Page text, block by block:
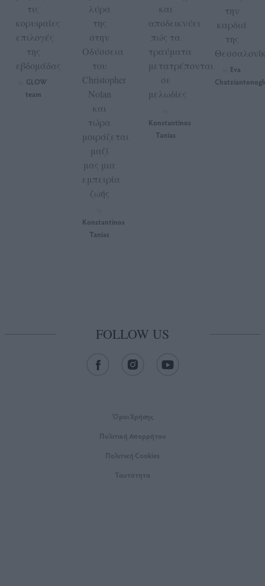
τις
κορυφαίες
επιλογές
της
εβδομάδας
GLOW
team
λύρα
της
στην
Οδύσσεια
του
Christopher
Nolan
και
τώρα
μοιράζεται
μαζί
μας μια
εμπειρία
ζωής
Konstantinos
Tanias
και
αποδεικνύει
πώς τα
τραύματα
μετατρέπονται
σε
μελωδίες
Konstantinos
Tanias
την
καρδιά
της
Eva
FOLLOW US
Όροι Xρήσης
Πολιτική Απορρήτου
Πολιτική Cookies
Ταυτότητα